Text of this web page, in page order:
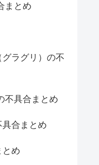
まとめ
ラグリ）の不
不具合まとめ
合まとめ
とめ